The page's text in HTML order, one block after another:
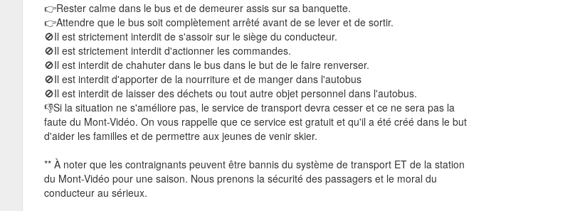
👉Rester calme dans le bus et de demeurer assis sur sa banquette.
👉Attendre que le bus soit complètement arrêté avant de se lever et de sortir.
🚫Il est strictement interdit de s'assoir sur le siège du conducteur.
🚫Il est strictement interdit d'actionner les commandes.
🚫Il est interdit de chahuter dans le bus dans le but de le faire renverser.
🚫Il est interdit d'apporter de la nourriture et de manger dans l'autobus
🚫Il est interdit de laisser des déchets ou tout autre objet personnel dans l'autobus.
👎Si la situation ne s'améliore pas, le service de transport devra cesser et ce ne sera pas la
faute du Mont-Vidéo. On vous rappelle que ce service est gratuit et qu'il a été créé dans le but
d'aider les familles et de permettre aux jeunes de venir skier.
** À noter que les contraignants peuvent être bannis du système de transport ET de la station
du Mont-Vidéo pour une saison. Nous prenons la sécurité des passagers et le moral du
conducteur au sérieux.